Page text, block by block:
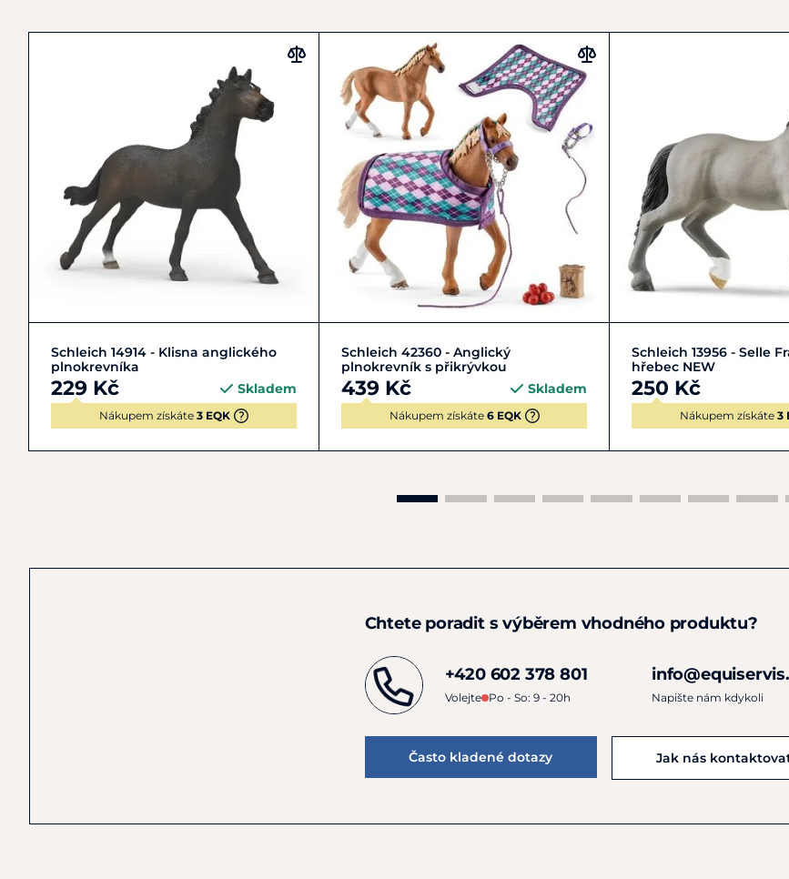
Do košíku
Schleich 14914 - Klisna anglického
plnokrevníka
229 Kč Skladem
Nákupem získáte 3 EQK
Do košíku
Schleich 42360 - Anglický
plnokrevník s přikrývkou
439 Kč Skladem
Nákupem získáte 6 EQK
Do košíku
Schleich 13956 - Selle
hřebec NEW
250 Kč
Nákupem získáte 3
Chtete poradit s výběrem vhodného produktu?
+420 602 378 801
Volejte Po - So: 9 - 20h Napište nám kdykoli
Často kladené dotazy Jak nás